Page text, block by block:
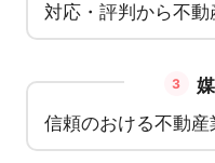
対応・評判から不動
3
信頼のおける不動産